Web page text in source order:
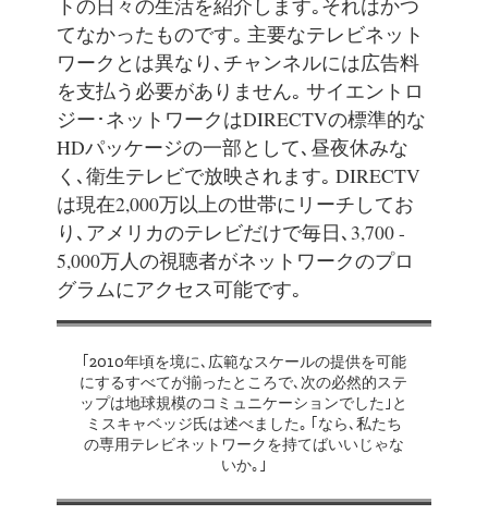
てなかったものです｡ 主要なテレビネット
ワークとは異なり､チャンネルには広告料
を支払う必要がありません｡ サイエントロ
ジー･ネットワークはDIRECTVの標準的な
HDパッケージの一部として､昼夜休みな
く､衛生テレビで放映されます｡ DIRECTV
は現在2,000万以上の世帯にリーチしてお
り､アメリカのテレビだけで毎日､3,700 -
5,000万人の視聴者がネットワークのプロ
グラムにアクセス可能です｡
｢2010年頃を境に､広範なスケールの提供を可能
にするすべてが揃ったところで､次の必然的ステ
ップは地球規模のコミュニケーションでした｣と
ミスキャベッジ氏は述べました｡ ｢なら､私たち
の専用テレビネットワークを持てばいいじゃな
いか｡｣